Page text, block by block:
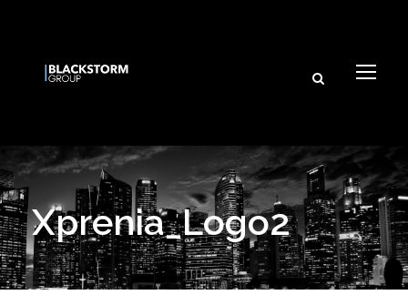
Xprenia_Logo2